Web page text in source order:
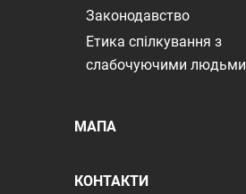
Законодавство
Етика спілкування з
слабочуючими людьми
МАПА
КОНТАКТИ